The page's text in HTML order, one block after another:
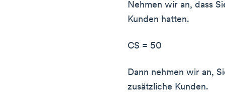
Nehmen wir an, dass
Kunden hatten.
CS = 50
Dann nehmen wir an,
zusätzliche Kunden.